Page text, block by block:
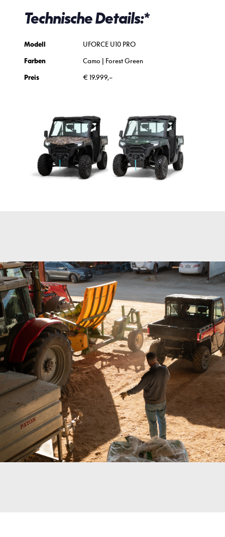
Technische Details:*
Modell
Farben
Preis
UFORCE U10 PRO
Camo | Forest Green
€ 19.999,–